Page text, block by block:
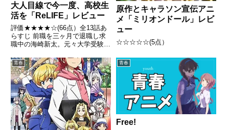
大人目線で今一度、高校生
活を「ReLIFE」レビュー
評価★★★★☆(66点）全13話あ
らすじ 前職を三ヶ月で退職し求
職中の海崎新太。元々大学受験で
ため、現在27歳と若くもなく就
活は難航する。いわゆるニート状
態に陥っていた。これからの生活
に悩む新太の前にリライフ研...
原作とキャラソン宣伝アニ
メ「ミリオンドール」レビ
ュー
☆☆☆☆☆(5点）
青春 青春
Free!